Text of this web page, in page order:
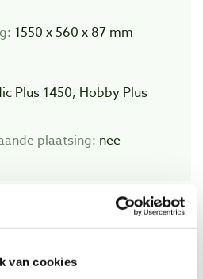
van cookies
1550 x 560 x 87 mm
Plus 1450, Hobby Plus
plaatsing: nee